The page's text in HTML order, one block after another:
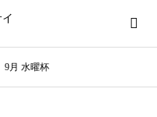
9月 水曜杯